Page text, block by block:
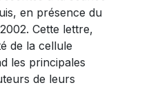
en présence du
Cette lettre,
de la cellule
les principales
de leurs